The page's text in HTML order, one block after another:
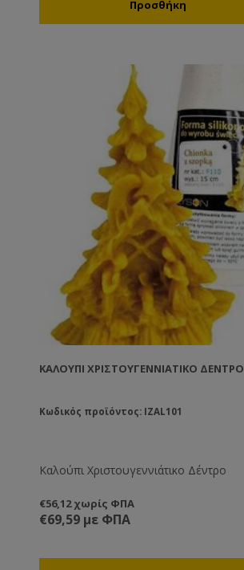
ΚΑΛΟΎΠΙ ΧΡΙΣΤΟΥΓΕΝΝΙΆΤΙΚΟ ΔΈΝΤΡΟ
Κωδικός προϊόντος: IZAL101
Καλούπι Χριστουγεννιάτικο Δέντρο
€56,12 χωρίς ΦΠΑ
€69,59 με ΦΠΑ